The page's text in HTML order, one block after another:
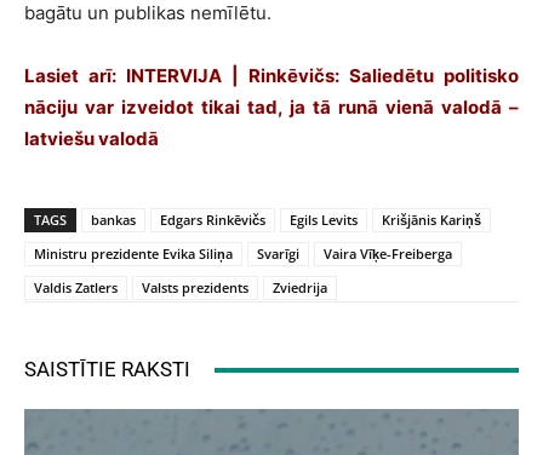
bagātu un publikas nemīlētu.
Lasiet arī: INTERVIJA | Rinkēvičs: Saliedētu politisko
nāciju var izveidot tikai tad, ja tā runā vienā valodā –
latviešu valodā
TAGS bankas Edgars Rinkēvičs Egils Levits
Krišjānis Kariņš
Ministru prezidente Evika Siliņa
Svarīgi
Vaira Vīķe-Freiberga
Valdis Zatlers
Valsts prezidents Zviedrija
SAISTĪTIE RAKSTI